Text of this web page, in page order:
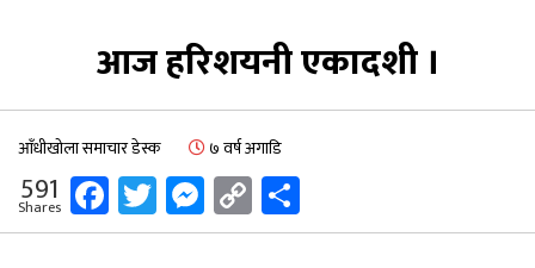
आज हरिशयनी एकादशी ।
आँधीखोला समाचार डेस्क ७ वर्ष अगाडि
591
Shares Facebook
Twitter
Messenger
Copy
Link